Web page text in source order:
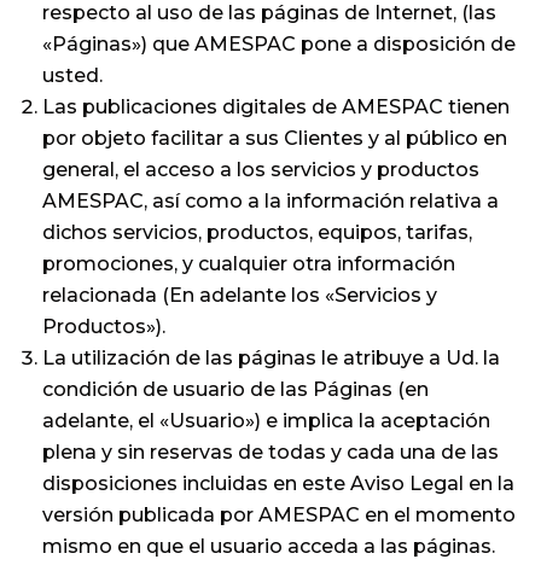
respecto al uso de las páginas de Internet, (las
«Páginas») que AMESPAC pone a disposición de
usted.
Las publicaciones digitales de AMESPAC tienen
por objeto facilitar a sus Clientes y al público en
general, el acceso a los servicios y productos
AMESPAC, así como a la información relativa a
dichos servicios, productos, equipos, tarifas,
promociones, y cualquier otra información
relacionada (En adelante los «Servicios y
Productos»).
La utilización de las páginas le atribuye a Ud. la
condición de usuario de las Páginas (en
adelante, el «Usuario») e implica la aceptación
plena y sin reservas de todas y cada una de las
disposiciones incluidas en este Aviso Legal en la
versión publicada por AMESPAC en el momento
mismo en que el usuario acceda a las páginas.